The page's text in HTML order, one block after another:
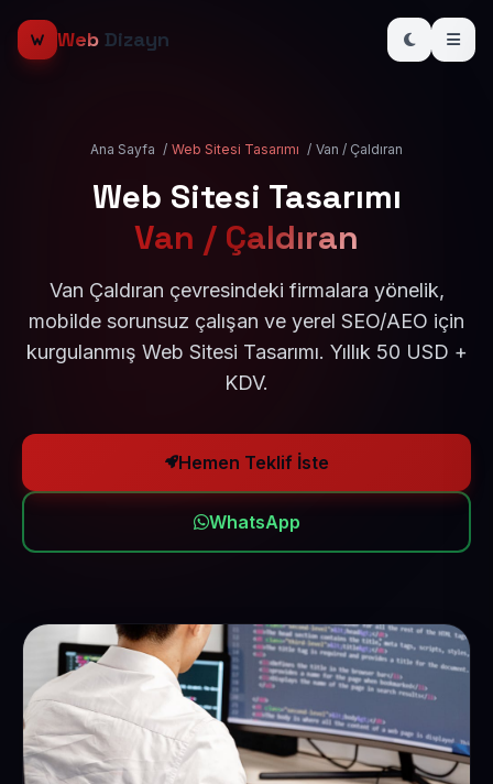
Web Dizayn
Ana Sayfa / Web Sitesi Tasarımı / Van / Çaldıran
Web Sitesi Tasarımı
Van / Çaldıran
Van Çaldıran çevresindeki firmalara yönelik,
mobilde sorunsuz çalışan ve yerel SEO/AEO için
kurgulanmış Web Sitesi Tasarımı. Yıllık 50 USD +
KDV.
Hemen Teklif İste
WhatsApp